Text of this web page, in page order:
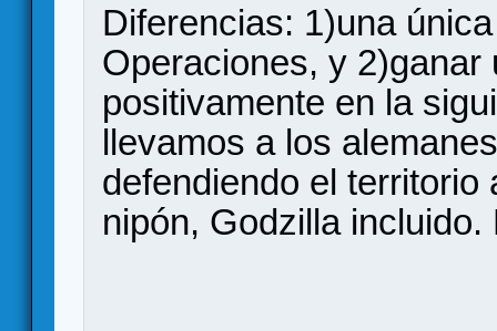
Diferencias: 1)una
Operaciones, y 2)ganar
positivamente en la
llevamos a los
defendiendo el
nipón, Godzilla